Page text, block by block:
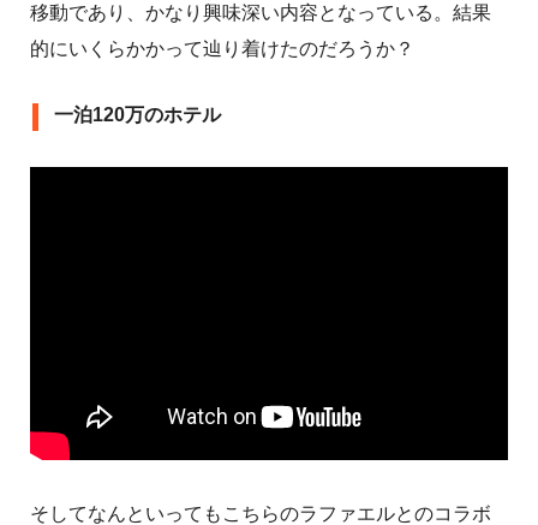
移動であり、かなり興味深い内容となっている。結果
的にいくらかかって辿り着けたのだろうか？
一泊120万のホテル
そしてなんといってもこちらのラファエルとのコラボ